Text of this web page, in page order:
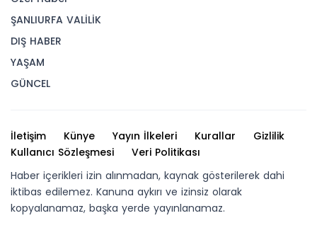
ŞANLIURFA VALİLİK
DIŞ HABER
YAŞAM
GÜNCEL
İletişim Künye Yayın İlkeleri Kurallar
Gizlilik
Kullanıcı Sözleşmesi
Veri Politikası
Haber içerikleri izin alınmadan, kaynak gösterilerek dahi
iktibas edilemez. Kanuna aykırı ve izinsiz olarak
kopyalanamaz, başka yerde yayınlanamaz.